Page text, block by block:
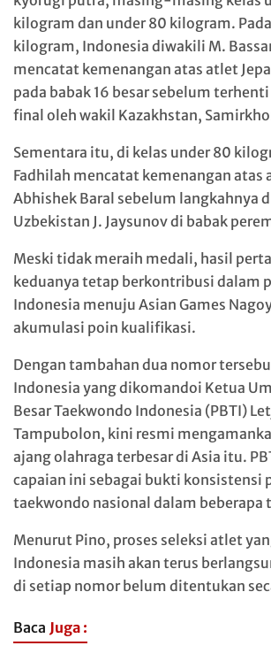
kilogram dan under 80 kilogram.
kilogram, Indonesia diwakili M.
mencatat kemenangan atas atlet
pada babak 16 besar sebelum
final oleh wakil Kazakhstan,
Sementara itu, di kelas under 80
Fadhilah mencatat kemenangan atas
Abhishek Baral sebelum langkahnya
Uzbekistan J. Jaysunov di babak
Meski tidak meraih medali, hasil
keduanya tetap berkontribusi dalam
Indonesia menuju Asian Games
akumulasi poin kualifikasi.
Dengan tambahan dua nomor
Indonesia yang dikomandoi Ketua
Besar Taekwondo Indonesia (PBTI)
Tampubolon, kini resmi
ajang olahraga terbesar di Asia itu.
capaian ini sebagai bukti konsistensi
taekwondo nasional dalam beberapa
Menurut Pino, proses seleksi atlet
Indonesia masih akan terus
di setiap nomor belum ditentukan
Baca Juga :